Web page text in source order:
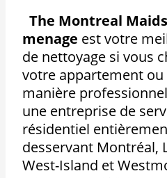
The Montreal
menage est votre
de nettoyage si vous
votre appartement
manière
une entreprise de
résidentiel
desservant Montréal,
West-Island et